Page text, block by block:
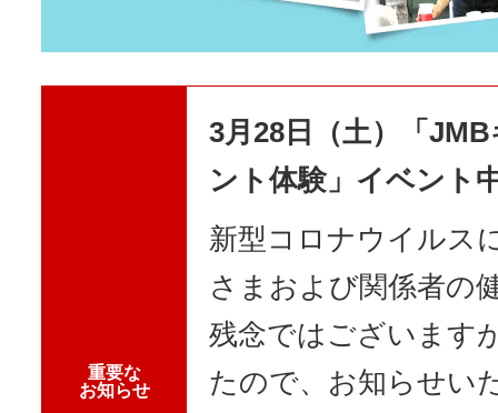
重要な
お知らせ
3月28日（土）「
ント体験」イベント
新型コロナウイルス
さまおよび関係者の
残念ではございます
たので、お知らせい